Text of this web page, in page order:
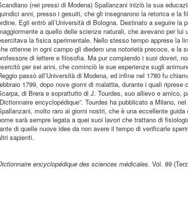
(nei pressi di Modena) Spallanzani iniziò la sua
anni, presso i gesuiti, che gli insegnarono la retorica e la
Egli entrò all’Università di Bologna. Destinato a seguire
a quello delle scienze naturali, che avevano per
la fisica sperimentale. Nello stesso tempo apprese la
ottenne in ogni campo gli diedero una notorietà precoce, e
di lettere e filosofia. Ma pur compiendo i suoi doveri,
per sei anni, che cominciò le sue esperienze sugli
passò all’Università di Modena, ed infine nel 1780 fu
1799, dopo nove giorni di malattia, durante i quali
di Brera e soprattutto di J. Tourdes, suo allievo e amico,
encyclopédique”. Tourdes ha pubblicato a Milano,
molto raro ai giorni nostri, che è una eccellente
sarà sempre legata a quei suoi lavori che trattano di
di quelle nuove idee da non avere il tempo di verificarle
sapienti.
encyclopédique des sciences médicales. Vol. 89